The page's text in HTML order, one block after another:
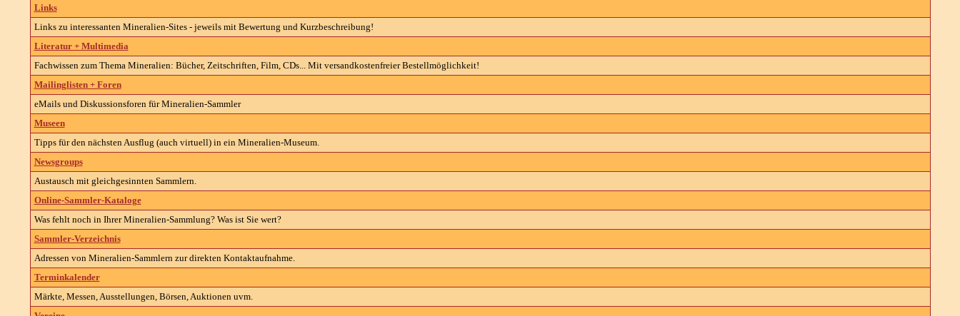
Links
Links zu interessanten Mineralien-Sites - jeweils mit Bewertung und Kurzbeschreibung!
Literatur + Multimedia
Fachwissen zum Thema Mineralien: Bücher, Zeitschriften, Film, CDs... Mit versandkostenfreier Bestellmöglichkeit!
Mailinglisten + Foren
eMails und Diskussionsforen für Mineralien-Sammler
Museen
Tipps für den nächsten Ausflug (auch virtuell) in ein Mineralien-Museum.
Newsgroups
Austausch mit gleichgesinnten Sammlern.
Online-Sammler-Kataloge
Was fehlt noch in Ihrer Mineralien-Sammlung? Was ist Sie wert?
Sammler-Verzeichnis
Adressen von Mineralien-Sammlern zur direkten Kontaktaufnahme.
Terminkalender
Märkte, Messen, Ausstellungen, Börsen, Auktionen uvm.